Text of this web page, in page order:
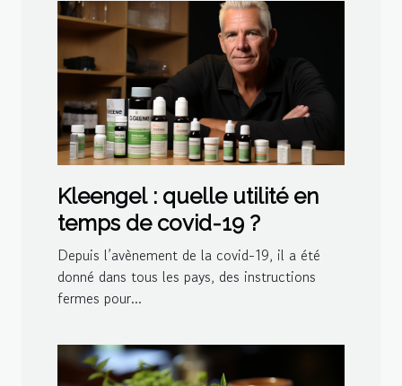
Kleengel : quelle utilité en
temps de covid-19 ?
Depuis l’avènement de la covid-19, il a été
donné dans tous les pays, des instructions
fermes pour...